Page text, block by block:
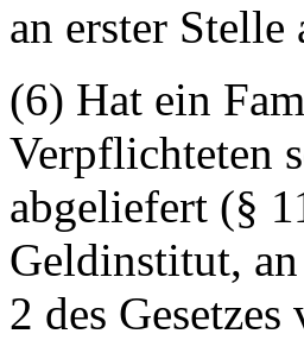
an erster
(6) Hat ein
Verpflichteten
abgeliefert (§
Geldinstitut,
2 des